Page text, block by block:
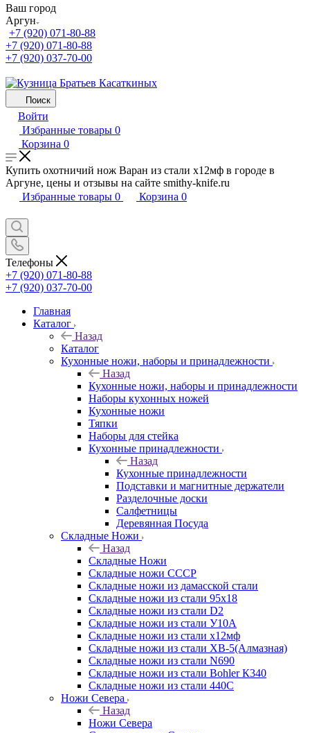
Ваш город
Аргун
+7 (920) 071-80-88
+7 (920) 071-80-88
+7 (920) 037-70-00
Поиск
Войти
Избранные товары 0
Корзина 0
Купить охотничий нож Варан из стали х12мф в городе в
Аргуне, цены и отзывы на сайте smithy-knife.ru
Избранные товары 0 Корзина 0
Телефоны
+7 (920) 071-80-88
+7 (920) 037-70-00
Главная
Каталог
Назад
Каталог
Кухонные ножи, наборы и принадлежности
Назад
Кухонные ножи, наборы и принадлежности
Наборы кухонных ножей
Кухонные ножи
Тяпки
Наборы для стейка
Кухонные принадлежности
Назад
Кухонные принадлежности
Подставки и магнитные держатели
Разделочные доски
Салфетницы
Деревянная Посуда
Складные Ножи
Назад
Складные Ножи
Cкладные ножи СССР
Складные ножи из дамасской стали
Складные ножи из стали 95х18
Складные ножи из стали D2
Складные ножи из стали У10А
Складные ножи из стали х12мф
Складные ножи из стали ХВ-5(Алмазная)
Складные ножи из стали N690
Складные ножи из стали Bohler К340
Складные ножи из стали 440С
Ножи Севера
Назад
Ножи Севера